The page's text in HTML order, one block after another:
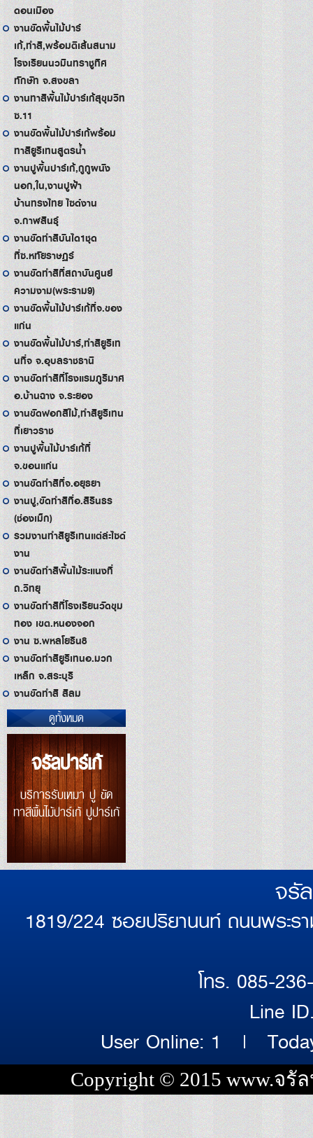
ดอนเมือง
งานขัดพื้นไม้ปาร์
เก้,ทำสี,พร้อมตีเส้นสนาม
โรงเรียนนวมินทราชูทิศ
ทักษัท จ.สงขลา
งานทาสีพื้นไม้ปาร์เก้สุขุมวิท
ซ.11
งานขัดพื้นไม้ปาร์เก้พร้อม
ทาสียูริเทนสูตรน้ำ
งานปูพื้นปาร์เก้,กูกูผนัง
นอก,ใน,งานปูฝ้า
บ้านทรงไทย ไซด์งาน
จ.กาฬสินธุ์
งานขัดทำสีบันได1ชุด
ที่ซ.หทัยราษฏร์
งานขัดทำสีที่สถาบันศูนย์
ความงาม(พระราม9)
งานขัดพื้นไม้ปาร์เก้ที่จ.ของ
แก่น
งานขัดพื้นไม้ปาร์,ทำสียูริเท
นที่จ จ.อุบลราชธานี
งานขัดทำสีที่โรงแรมภูริมาศ
อ.บ้านฉาง จ.ระยอง
งานขัดฟอกสีไม้,ทำสียูริเทน
ที่เยาวราช
งานปูพื้นไม้ปาร์เก้ที่
จ.ขอนแก่น
งานขัดทำสีที่จ.อยุธยา
งานปู,ขัดทำสีที่อ.สิรินธร
(ช่องเม็ก)
รวมงานทำสียูริเทนแต่ล่ะไซด์
งาน
งานขัดทำสีพื้นไม้ระแนงที่
ถ.วิทยุ
งานขัดทำสีที่โรงเรียนวัดขุม
ทอง เขต.หนองจอก
งาน ซ.พหลโยธิน8
งานขัดทำสียูริเทนอ.มวก
เหล็ก จ.สระบุรี
งานขัดทำสี สีลม
ดูทั้งหมด
จรัลปาร์เก้
บริการรับเหมา ปู ขัด
ทาสีพื้นไม้ปาร์เก้ ปูปาร์เก้
จรั
1819/224 ซอยปริยานนท์ ถนนพระร
โทร. 085-
Line
User Online: 1 |
Copyright © 2015 www.จรั